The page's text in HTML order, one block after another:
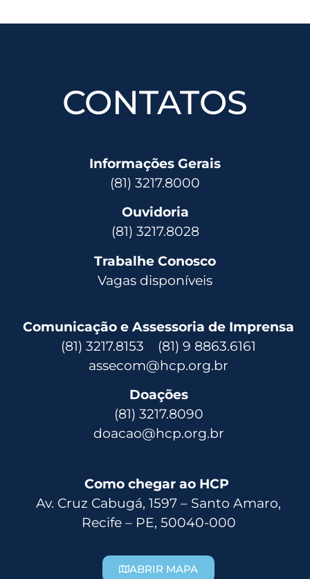
CONTATOS
Informações Gerais
(81) 3217.8000
Ouvidoria
(81) 3217.8028
Trabalhe Conosco
Vagas disponíveis
Comunicação e Assessoria de Imprensa
(81) 3217.8153 (81) 9 8863.6161
assecom@hcp.org.br
Doações
(81) 3217.8090
doacao@hcp.org.br
Como chegar ao HCP
Av. Cruz Cabugá, 1597 – Santo Amaro,
Recife – PE, 50040-000
ABRIR MAPA